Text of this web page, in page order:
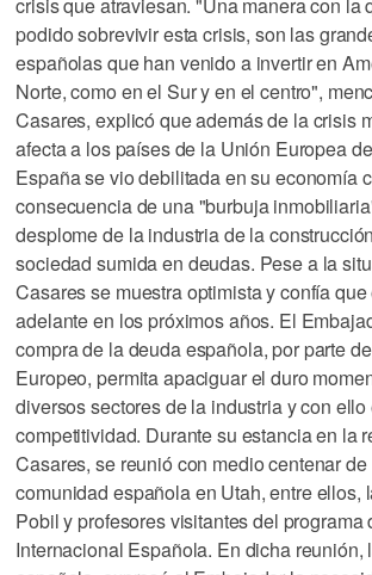
podido sobrevivir esta crisis, son las
españolas que han venido a invertir en
Norte, como en el Sur y en el centro",
Casares, explicó que además de la crisis
afecta a los países de la Unión Europea
España se vio debilitada en su economía
consecuencia de una "burbuja
desplome de la industria de la
sociedad sumida en deudas. Pese a la
Casares se muestra optimista y confía
adelante en los próximos años. El
compra de la deuda española, por parte
Europeo, permita apaciguar el duro
diversos sectores de la industria y con
competitividad. Durante su estancia en la
Casares, se reunió con medio centenar
comunidad española en Utah, entre ellos,
Pobil y profesores visitantes del programa
Internacional Española. En dicha reunión,